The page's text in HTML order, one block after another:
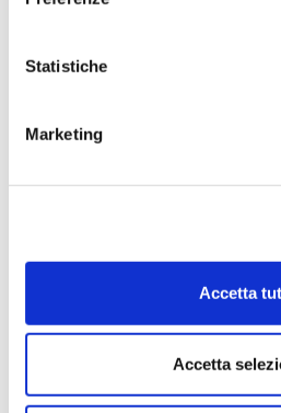
Statistiche
Marketing
Accetta
Accetta
DI
RAVIOLI SALSICCIA E